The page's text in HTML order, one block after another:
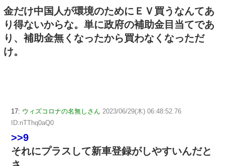
金だけ中国人が環境のためにＥＶ買うなんてあ
り得ないからな。単に政府の補助金目当てであ
り、補助金無くなったから買わなくなっただ
け。
17: ウィズコロナの名無しさん 2023/06/29(木) 06:48:52.76
ID:nTThq0aQ0
>>9
それにプラスして新車登録がしやすいんだと